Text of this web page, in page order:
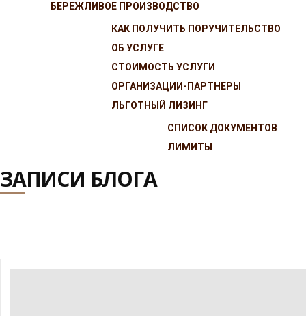
БЕРЕЖЛИВОЕ ПРОИЗВОДСТВО
КАК ПОЛУЧИТЬ ПОРУЧИТЕЛЬСТВО
ОБ УСЛУГЕ
СТОИМОСТЬ УСЛУГИ
ОРГАНИЗАЦИИ-ПАРТНЕРЫ
ЛЬГОТНЫЙ ЛИЗИНГ
СПИСОК ДОКУМЕНТОВ
ЛИМИТЫ
ЗАПИСИ БЛОГА